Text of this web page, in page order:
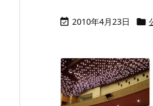
 2010年4月23日 